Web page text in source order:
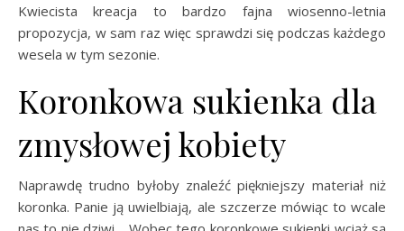
Kwiecista kreacja to bardzo fajna wiosenno-letnia
propozycja, w sam raz więc sprawdzi się podczas każdego
wesela w tym sezonie.
Koronkowa sukienka dla
zmysłowej kobiety
Naprawdę trudno byłoby znaleźć piękniejszy materiał niż
koronka. Panie ją uwielbiają, ale szczerze mówiąc to wcale